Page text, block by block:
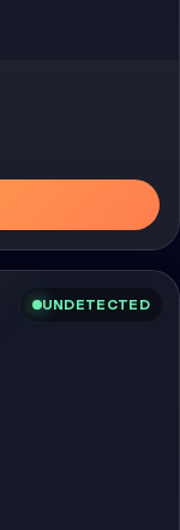
UNDETECTED